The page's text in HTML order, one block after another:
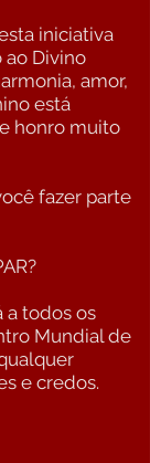
iniciativa
Divino
amor,
está
honro muito
fazer parte
a todos os
Mundial de
e credos.